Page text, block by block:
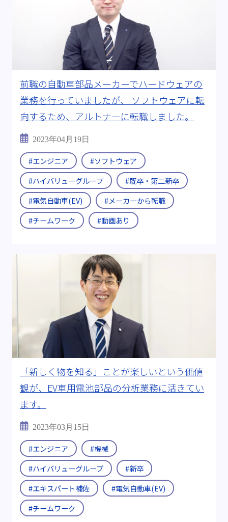
前職の自動車部品メーカーでハードウェアの
業務を行っていましたが、 ソフトウェアに転
向するため、アルトナーに転職しました。
2023年04月19日
#エンジニア
#ソフトウェア
#ハイバリューグループ
#既卒・第二新卒
#電気自動車(EV)
#メーカーから転職
#チームワーク
#動画あり
「新しく物を知る」ことが楽しいという価値
観が、EV車用電池部品の分析業務に活きてい
ます。
2023年03月15日
#エンジニア
#機械
#ハイバリューグループ
#新卒
#エキスパート補佐
#電気自動車(EV)
#チームワーク